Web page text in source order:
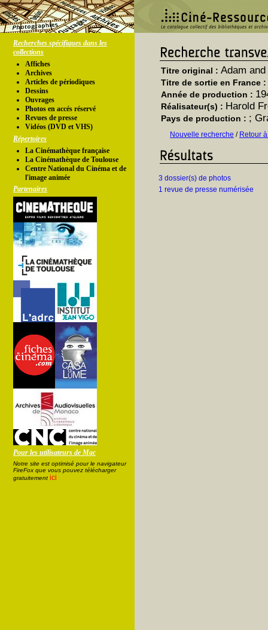
Recherches spécifiques dans les
collections
Affiches
Archives
Articles de périodiques
Dessins
Ouvrages
Photos en accés réservé
Revues de presse
Vidéos (DVD et VHS)
Répertoires
La Cinémathèque française
La Cinémathèque de Toulouse
Centre National du Cinéma et de
l'image animée
Partenaires
Pour les utilisateurs de Mac
Notre site est optimisé pour le navigateur
FireFox que vous pouvez télécharger
gratuitement ici
Titre original : Adam
Titre de sortie en France :
Année de production :
Réalisateur(s) : Harold
Pays de production : ;
Nouvelle recherche / Retour
3 dossier(s) de photos
1 revue de presse numérisée